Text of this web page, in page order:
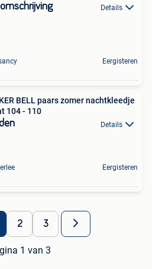
Details
Eergisteren
BELL paars zomer nachtkleedje
104 - 110
Details
Eergisteren
2 3
1 van 3